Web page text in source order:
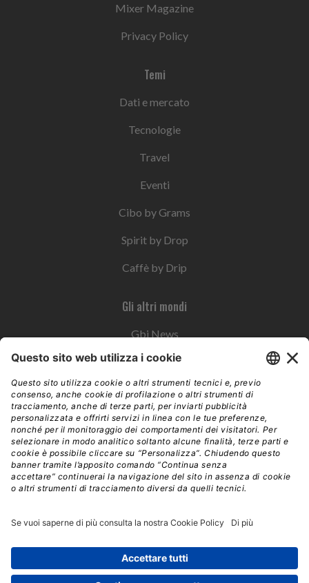
Mixer Magazine
Privacy Policy
Temi
Dati e mercato
Tecnologie
Travel
Eventi
Cibo by Grams
Spirit by Drop
Caffè by Drip
Gli altri mondi
Gbi News
Instoremag
Esplora il gruppo
Edra Edizioni
Edizioni LSWR
LSWR Group
Mixer è un prodotto del network Edra Edizioni. Direzione, amministrazione,
redazione, pubblicità | © Copyright 2026 – Tutti i diritti riservati | Partita IVA e C.F.